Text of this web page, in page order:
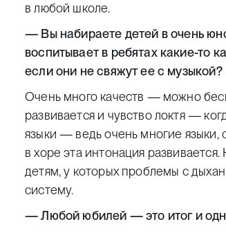
в любой школе.
— Вы набираете детей в очень
воспитывает в ребятах какие-то
если они не свяжут ее с музыкой?
Очень много качеств — можно
развивается и чувство локтя —
языки — ведь очень многие языки,
в хоре эта интонация
детям, у которых проблемы с
систему.
— Любой юбилей — это итог и